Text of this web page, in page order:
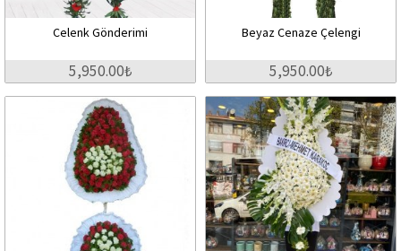
Celenk Gönderimi
5,950.00₺
Beyaz Cenaze Çelengi
5,950.00₺